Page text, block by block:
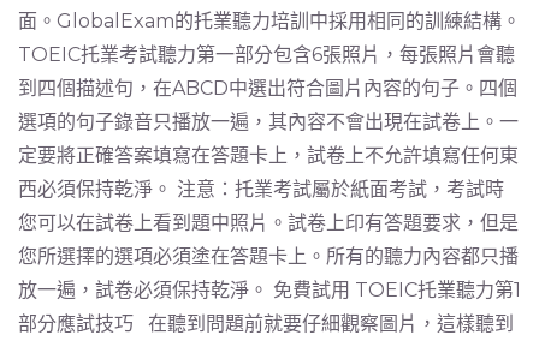
面。GlobalExam的托業聽力培訓中採用相同的訓練結構。
TOEIC托業考試聽力第一部分包含6張照片，每張照片會聽
到四個描述句，在ABCD中選出符合圖片內容的句子。四個
選項的句子錄音只播放一遍，其內容不會出現在試卷上。一
定要將正確答案填寫在答題卡上，試卷上不允許填寫任何東
西必須保持乾淨。 注意：托業考試屬於紙面考試，考試時
您可以在試卷上看到題中照片。試卷上印有答題要求，但是
您所選擇的選項必須塗在答題卡上。所有的聽力內容都只播
放一遍，試卷必須保持乾淨。 免費試用 TOEIC托業聽力第1
部分應試技巧 在聽到問題前就要仔細觀察圖片，這樣聽到